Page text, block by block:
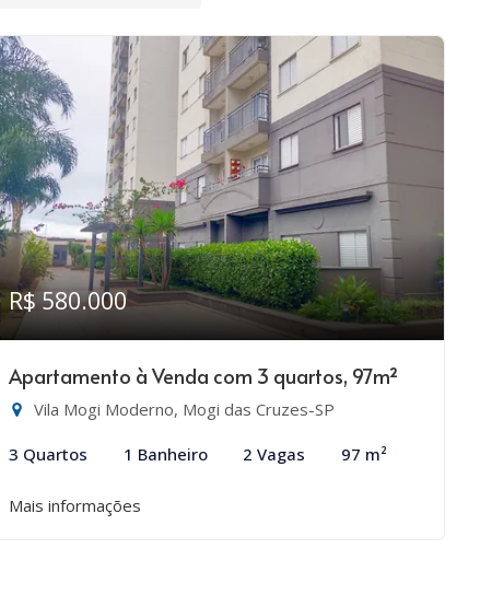
R$ 580.000
Apartamento à Venda com 3 quartos, 97m²
Vila Mogi Moderno, Mogi das Cruzes-SP
3 Quartos 1 Banheiro 2 Vagas 97 m²
Mais informações